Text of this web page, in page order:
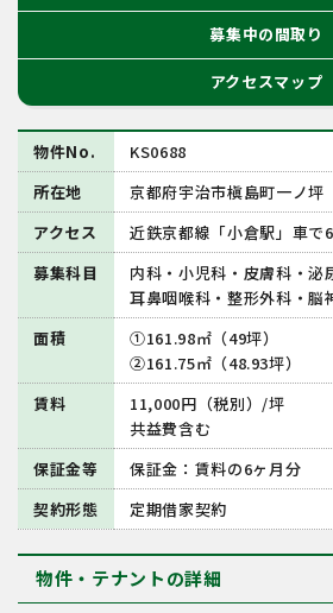
募集中の間取り
アクセスマップ
物件No.
KS0688
所在地
京都府宇治市槇島町一ノ坪
アクセス
近鉄京都線「小倉駅」車で
募集科目
内科・小児科・皮膚科・泌
耳鼻咽喉科・整形外科・脳
面積
①161.98㎡（49坪）
②161.75㎡（48.93坪）
賃料
11,000円（税別）/坪
共益費含む
保証金等
保証金：賃料の6ヶ月分
契約形態
定期借家契約
物件・テナントの詳細